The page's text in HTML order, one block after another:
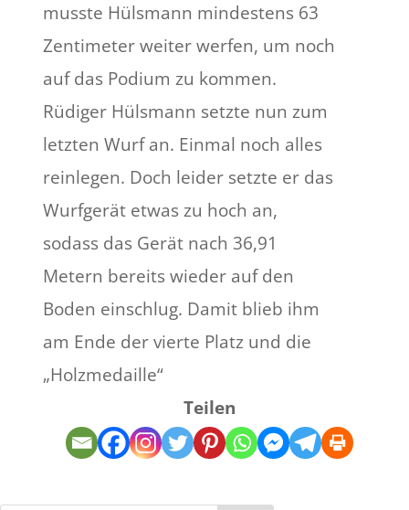
musste Hülsmann mindestens 63
Zentimeter weiter werfen, um noch
auf das Podium zu kommen.
Rüdiger Hülsmann setzte nun zum
letzten Wurf an. Einmal noch alles
reinlegen. Doch leider setzte er das
Wurfgerät etwas zu hoch an,
sodass das Gerät nach 36,91
Metern bereits wieder auf den
Boden einschlug. Damit blieb ihm
am Ende der vierte Platz und die
„Holzmedaille“
Teilen